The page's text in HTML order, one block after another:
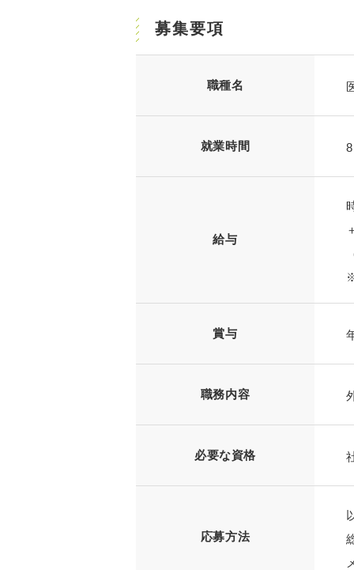
募集要項
職種名
就業時間
給与
賞与
職務内容
必要な資格
応募方法